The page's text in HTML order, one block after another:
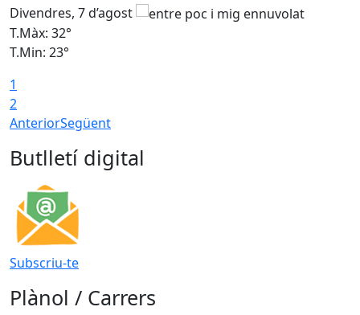
Divendres, 7 d’agost
T.Màx: 32°
T.Min: 23°
1
2
AnteriorSegüent
Butlletí digital
Subscriu-te
Plànol / Carrers